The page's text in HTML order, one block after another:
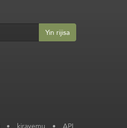
Yin rijisa